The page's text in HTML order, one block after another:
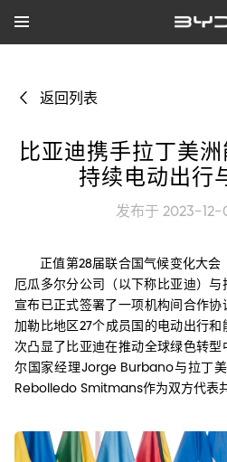
返回列表
比亚迪携手拉丁美洲
持续电动出行
发布于 2023-12-
正值第28届联合国气候变化大会
厄瓜多尔分公司（以下称比亚迪）与
宣布已正式签署了一项机构间合作
加勒比地区27个成员国的电动出行
次凸显了比亚迪在推动全球绿色转
尔国家经理Jorge Burbano与拉丁
Rebolledo Smitmans作为双方代表